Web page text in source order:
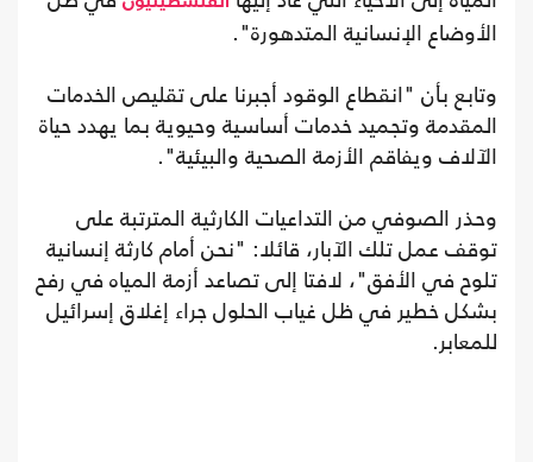
الأوضاع الإنسانية المتدهورة".
وتابع بأن "انقطاع الوقود أجبرنا على تقليص الخدمات
المقدمة وتجميد خدمات أساسية وحيوية بما يهدد حياة
الآلاف ويفاقم الأزمة الصحية والبيئية".
وحذر الصوفي من التداعيات الكارثية المترتبة على
توقف عمل تلك الآبار، قائلا: "نحن أمام كارثة إنسانية
تلوح في الأفق"، لافتا إلى تصاعد أزمة المياه في رفح
بشكل خطير في ظل غياب الحلول جراء إغلاق إسرائيل
للمعابر.